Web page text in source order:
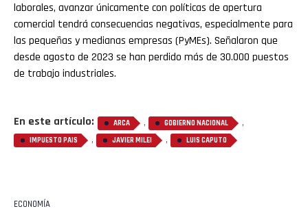
laborales, avanzar únicamente con políticas de apertura
comercial tendrá consecuencias negativas, especialmente para
las pequeñas y medianas empresas (PyMEs). Señalaron que
desde agosto de 2023 se han perdido más de 30.000 puestos
de trabajo industriales.
En este artículo: ARCA , GOBIERNO NACIONAL ,
IMPUESTO PAIS , JAVIER MILEI , LUIS CAPUTO
ECONOMÍA
Reddit